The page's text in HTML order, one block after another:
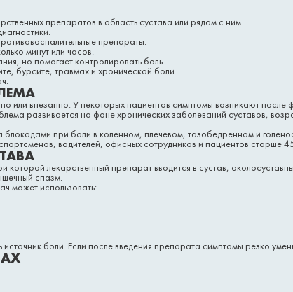
препаратов в область сустава или рядом с ним.
препараты.
минут или часов.
но помогает контролировать боль.
бурсите, травмах и хронической боли.
или внезапно. У некоторых пациентов симптомы возникают после
развивается на фоне хронических заболеваний суставов,
при боли в коленном, плечевом, тазобедренном и
водителей, офисных сотрудников и пациентов старше
лекарственный препарат вводится в сустав,
спазм.
может использовать:
источник боли. Если после введения препарата симптомы резко